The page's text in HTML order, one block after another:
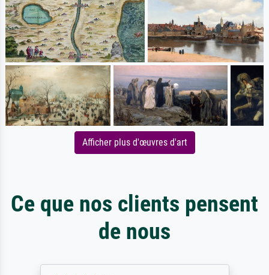
Afficher plus d'œuvres d'art
Ce que nos clients pensent
de nous